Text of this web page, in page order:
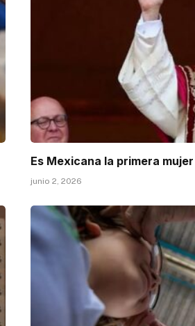
Es Mexicana la primera
junio 2, 2026